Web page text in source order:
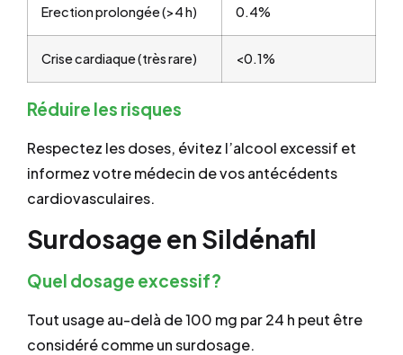
Erection prolongée (>4 h) 0.4%
Crise cardiaque (très rare) <0.1%
Réduire les risques
Respectez les doses, évitez l’alcool excessif et
informez votre médecin de vos antécédents
cardiovasculaires.
Surdosage en Sildénafil
Quel dosage excessif?
Tout usage au-delà de 100 mg par 24 h peut être
considéré comme un surdosage.